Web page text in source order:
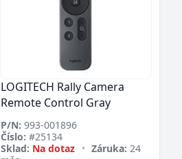
LOGITECH Rally Camera
Remote Control Gray
P/N: 993-001896
Číslo: #25134
Sklad: Na dotaz • Záruka: 24